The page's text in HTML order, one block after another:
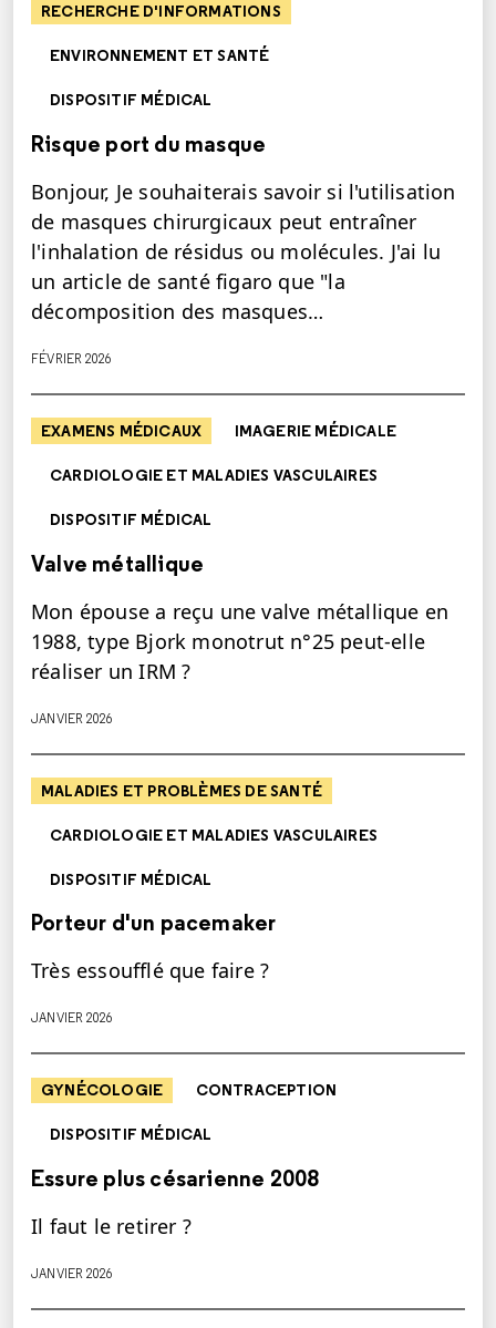
RECHERCHE D'INFORMATIONS
ENVIRONNEMENT ET SANTÉ
DISPOSITIF MÉDICAL
Risque port du masque
Bonjour, Je souhaiterais savoir si l'utilisation
de masques chirurgicaux peut entraîner
l'inhalation de résidus ou molécules. J'ai lu
un article de santé figaro que "la
décomposition des masques…
FÉVRIER 2026
EXAMENS MÉDICAUX IMAGERIE MÉDICALE
CARDIOLOGIE ET MALADIES VASCULAIRES
DISPOSITIF MÉDICAL
Valve métallique
Mon épouse a reçu une valve métallique en
1988, type Bjork monotrut n°25 peut-elle
réaliser un IRM ?
JANVIER 2026
MALADIES ET PROBLÈMES DE SANTÉ
CARDIOLOGIE ET MALADIES VASCULAIRES
DISPOSITIF MÉDICAL
Porteur d'un pacemaker
Très essoufflé que faire ?
JANVIER 2026
GYNÉCOLOGIE CONTRACEPTION
DISPOSITIF MÉDICAL
Essure plus césarienne 2008
Il faut le retirer ?
JANVIER 2026